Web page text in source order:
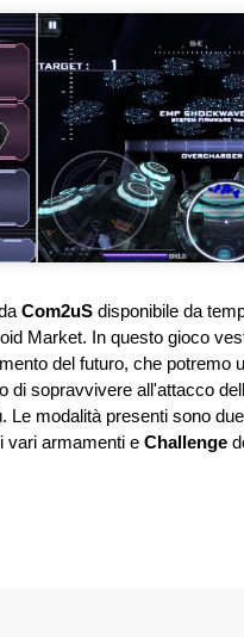
Com2uS disponibile da
Market. In questo gioco
del futuro, che potremo
di sopravvivere all'attacco
Le modalità presenti sono
vari armamenti e Challenge